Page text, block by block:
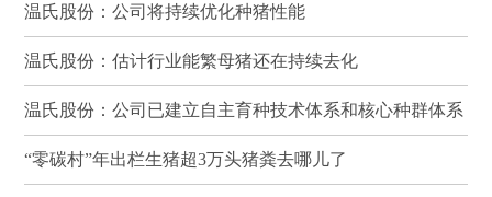
温氏股份：公司将持续优化种猪性能
温氏股份：估计行业能繁母猪还在持续去化
温氏股份：公司已建立自主育种技术体系和核心种群体系
“零碳村”年出栏生猪超3万头猪粪去哪儿了